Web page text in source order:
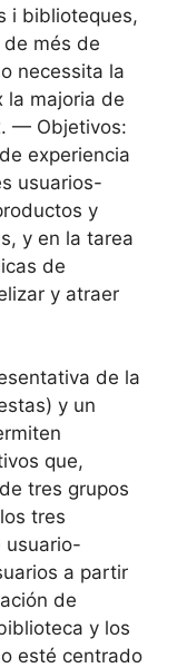
i biblioteques,
més de
necessita la
la majoria de
— Objetivos:
experiencia
usuarios-
y
y en la tarea
de
y atraer
de la
y un
que,
tres grupos
tres
usuario-
a partir
de
y los
esté centrado